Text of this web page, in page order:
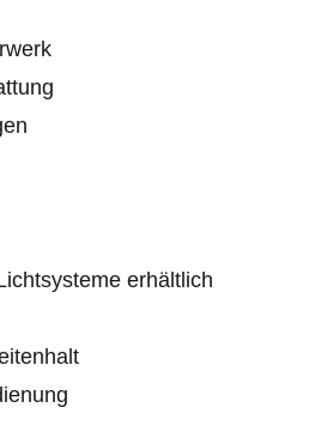
erhältlich